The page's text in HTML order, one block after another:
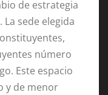
de estrategia
. La sede elegida
número
. Este espacio
y de menor